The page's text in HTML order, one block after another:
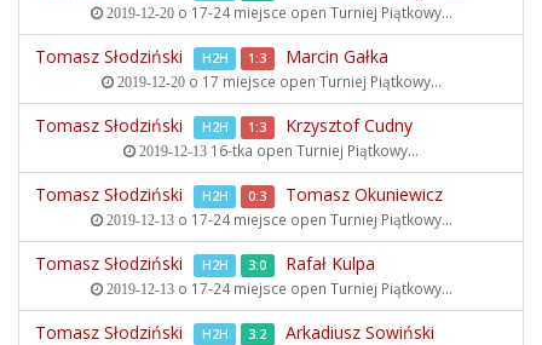
2019-12-20o 17-24 miejsce open Turniej Piątkowy...
Tomasz Słodziński H2H 1:3 Marcin Gałka
2019-12-20o 17 miejsce open Turniej Piątkowy...
Tomasz Słodziński H2H 1:3 Krzysztof Cudny
2019-12-13 16-tka open Turniej Piątkowy...
Tomasz Słodziński H2H 0:3 Tomasz Okuniewicz
2019-12-13o 17-24 miejsce open Turniej Piątkowy...
Tomasz Słodziński H2H 3:0 Rafał Kulpa
2019-12-13o 17-24 miejsce open Turniej Piątkowy...
Tomasz Słodziński H2H 3:2 Arkadiusz Sowiński